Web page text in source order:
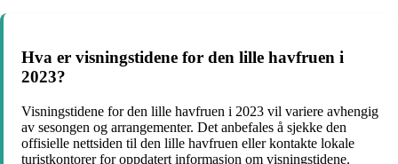
Hva er visningstidene for den lille havfruen i
2023?
Visningstidene for den lille havfruen i 2023 vil variere avhengig
av sesongen og arrangementer. Det anbefales å sjekke den
offisielle nettsiden til den lille havfruen eller kontakte lokale
turistkontorer for oppdatert informasjon om visningstidene.